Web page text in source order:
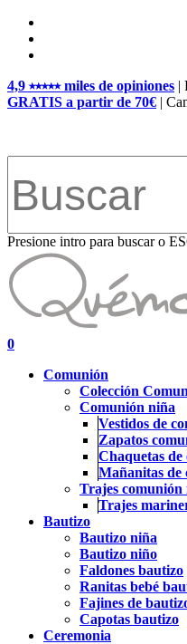
Skip
main
4,9 ⭑⭑⭑⭑⭑ miles de opiniones |
GRATIS a partir de 70€ |
Presione intro para buscar o
Close
Search
search
account
0
Comunión
Colección
Comunión niña
Vestidos de
Zapatos
Chaquetas de
Mañanitas de
Trajes comunión
Trajes
Bautizo
Bautizo niña
Bautizo niño
Faldones bautizo
Ranitas bebé
Fajines de
Capotas bautizo
Ceremonia